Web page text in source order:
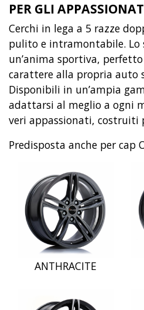
PER GLI
Cerchi in lega a 5 razze
pulito e intramontabile. Lo
un’anima sportiva,
carattere alla propria auto
Disponibili in un’ampia
adattarsi al meglio a ogni
veri appassionati, costruiti
Predisposta anche per cap
ANTHRACITE